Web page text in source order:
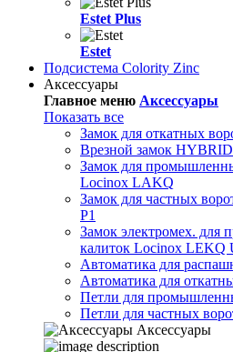
Estet Plus
Estet
Подсистема Colority Zinc
Аксессуары
Главное меню Аксессуары
Показать все
Замок для откатных
Врезной замок
Замок для
Locinox LAKQ
Замок для частных
P1
Замок электромех. для
калиток Locinox LEKQ
Автоматика для
Автоматика для
Петли для
Петли для частных
Аксессуары